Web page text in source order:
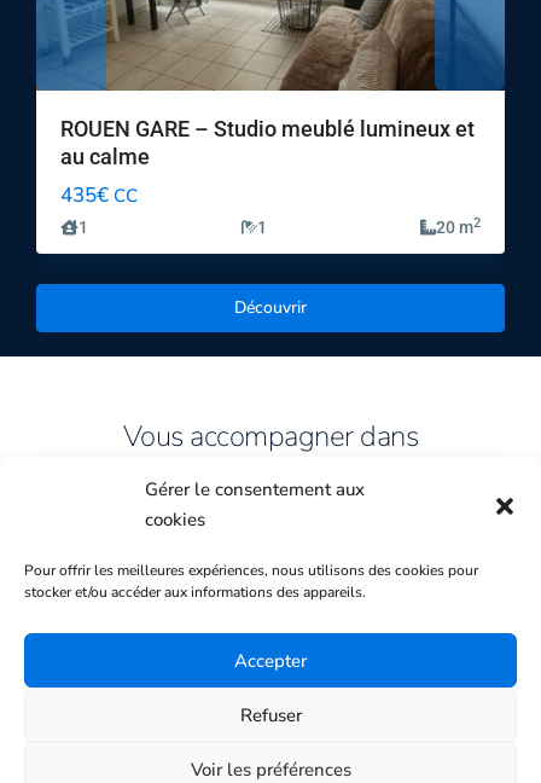
Gérer le consentement aux
cookies
Pour offrir les meilleures expériences, nous utilisons des cookies pour
stocker et/ou accéder aux informations des appareils.
Accepter
Refuser
Voir les préférences
ROUEN GARE – Studio meublé lumineux et
au calme
435€ CC
1 1 20 m2
Découvrir
Vous accompagner dans
Votre Projet
FAIRE ESTIMER
FAIRE ESTIMER
Demandez-nous une estimation
gratuite.